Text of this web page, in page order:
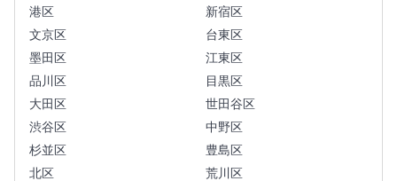
港区
新宿区
文京区
台東区
墨田区
江東区
品川区
目黒区
大田区
世田谷区
渋谷区
中野区
杉並区
豊島区
北区
荒川区